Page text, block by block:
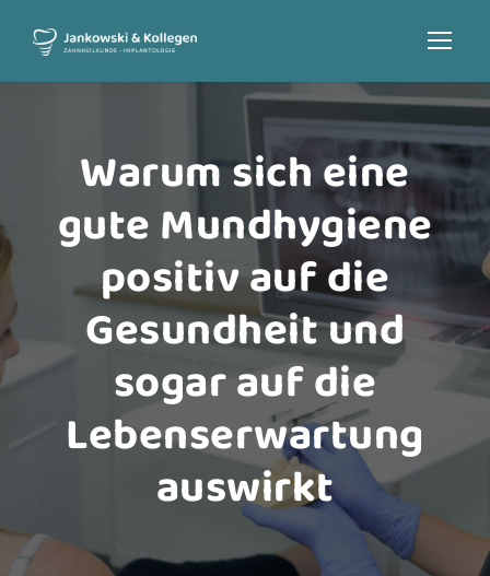
Warum sich eine
gute Mundhygiene
positiv auf die
Gesundheit und
sogar auf die
Lebenserwartung
auswirkt